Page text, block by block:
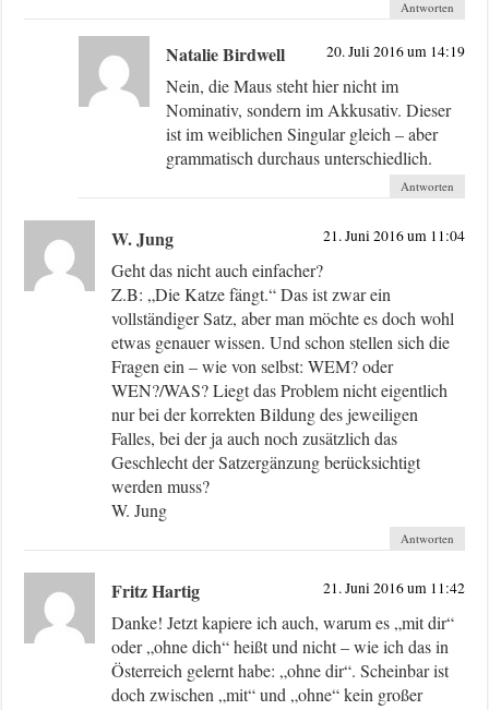
Antworten
Natalie Birdwell 20. Juli 2016 um 14:19
Nein, die Maus steht hier nicht im
Nominativ, sondern im Akkusativ. Dieser
ist im weiblichen Singular gleich – aber
grammatisch durchaus unterschiedlich.
Antworten
W. Jung 21. Juni 2016 um 11:04
Geht das nicht auch einfacher?
Z.B: „Die Katze fängt.“ Das ist zwar ein
vollständiger Satz, aber man möchte es doch wohl
etwas genauer wissen. Und schon stellen sich die
Fragen ein – wie von selbst: WEM? oder
WEN?/WAS? Liegt das Problem nicht eigentlich
nur bei der korrekten Bildung des jeweiligen
Falles, bei der ja auch noch zusätzlich das
Geschlecht der Satzergänzung berücksichtigt
werden muss?
W. Jung
Antworten
Fritz Hartig 21. Juni 2016 um 11:42
Danke! Jetzt kapiere ich auch, warum es „mit dir“
oder „ohne dich“ heißt und nicht – wie ich das in
Österreich gelernt habe: „ohne dir“. Scheinbar ist
doch zwischen „mit“ und „ohne“ kein großer